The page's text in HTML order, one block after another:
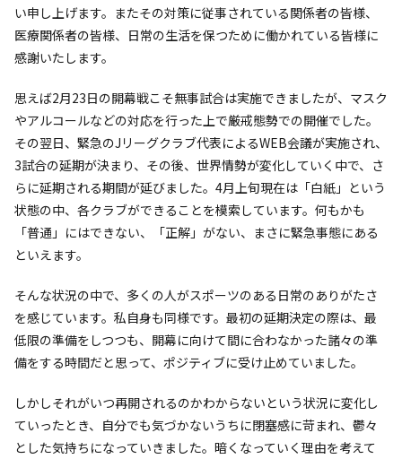
い申し上げます。またその対策に従事されている関係者の皆様、
医療関係者の皆様、日常の生活を保つために働かれている皆様に
感謝いたします。
思えば2月23日の開幕戦こそ無事試合は実施できましたが、マスク
やアルコールなどの対応を行った上で厳戒態勢での開催でした。
その翌日、緊急のJリーグクラブ代表によるWEB会議が実施され、
3試合の延期が決まり、その後、世界情勢が変化していく中で、さ
らに延期される期間が延びました。4月上旬現在は「白紙」という
状態の中、各クラブができることを模索しています。何もかも
「普通」にはできない、「正解」がない、まさに緊急事態にある
といえます。
そんな状況の中で、多くの人がスポーツのある日常のありがたさ
を感じています。私自身も同様です。最初の延期決定の際は、最
低限の準備をしつつも、開幕に向けて間に合わなかった諸々の準
備をする時間だと思って、ポジティブに受け止めていました。
しかしそれがいつ再開されるのかわからないという状況に変化し
ていったとき、自分でも気づかないうちに閉塞感に苛まれ、鬱々
とした気持ちになっていきました。暗くなっていく理由を考えて